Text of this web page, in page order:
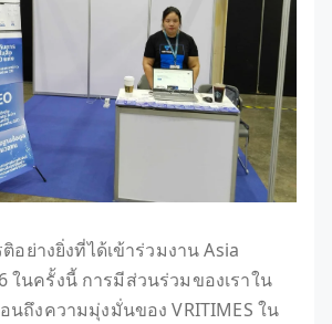
ติอย่างยิ่งที่ได้เข้าร่วมงาน Asia
ในครั้งนี้ การมีส่วนร่วมของเราใน
นถึงความมุ่งมั่นของ VRITIMES ใน